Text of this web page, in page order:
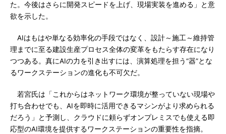
た。今後はさらに開発スピードを上げ、現場実装を進める」と意
欲を示した。
AIはもはや単なる効率化の手段ではなく、設計～施工～維持管
理までに至る建設生産プロセス全体の変革をもたらす存在になり
つつある。真にAIの力を引き出すには、演算処理を担う“器”とな
るワークステーションの進化も不可欠だ。
若宮氏は「これからはネットワーク環境が整っていない現場や
打ち合わせでも、AIを即時に活用できるマシンがより求められる
だろう」と予測し、クラウドに頼らずオンプレミスでも使える即
応型のAI環境を提供するワークステーションの重要性を指摘。